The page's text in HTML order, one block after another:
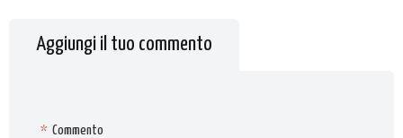
Aggiungi il tuo commento
Commento
*